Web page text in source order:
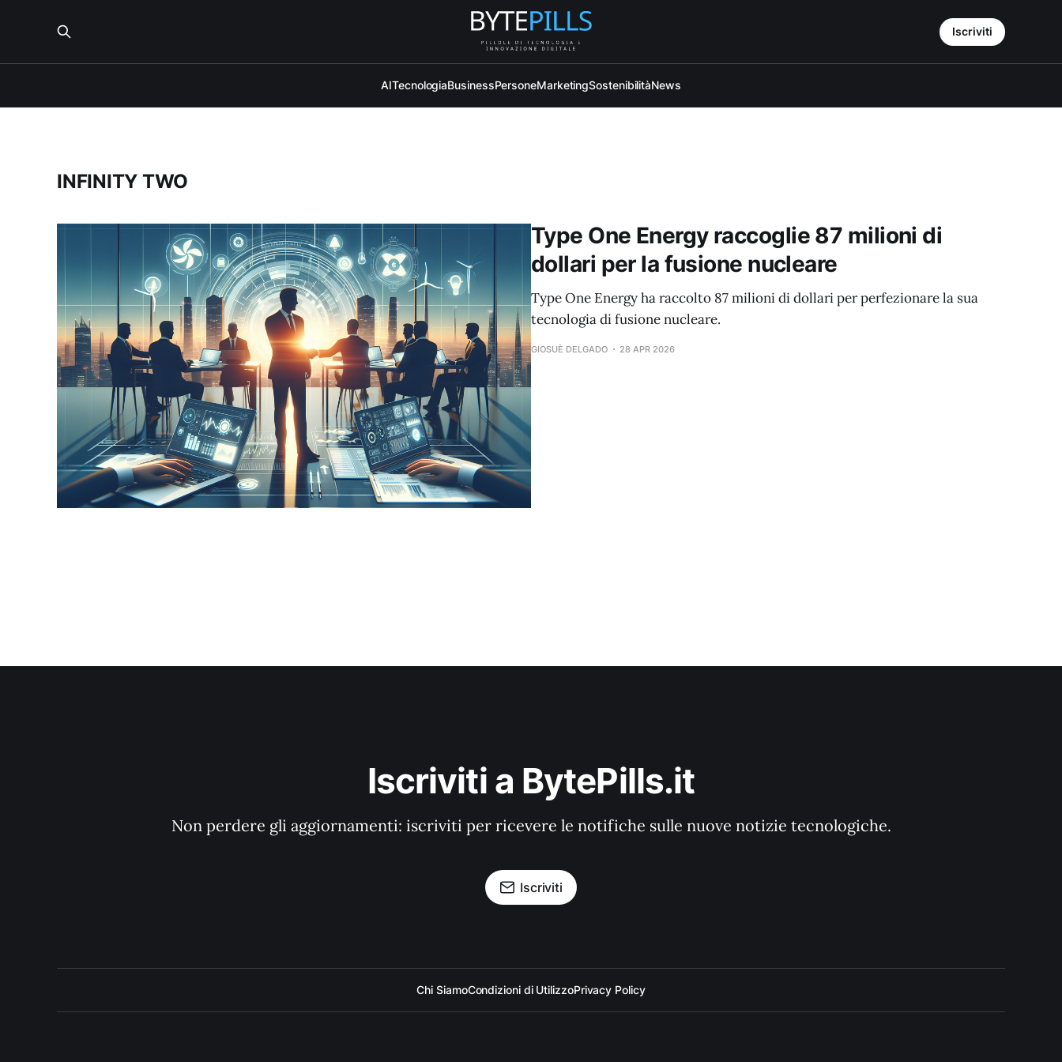
AITecnologiaBusinessPersoneMarketingSostenibilitàNews
Iscriviti
INFINITY TWO
Type One Energy raccoglie 87 milioni di
dollari per la fusione nucleare
Type One Energy ha raccolto 87 milioni di dollari per perfezionare la sua
tecnologia di fusione nucleare.
GIOSUÈ DELGADO 28 APR 2026
Iscriviti a BytePills.it
Non perdere gli aggiornamenti: iscriviti per ricevere le notifiche sulle nuove notizie tecnologiche.
Iscriviti
Chi SiamoCondizioni di UtilizzoPrivacy Policy